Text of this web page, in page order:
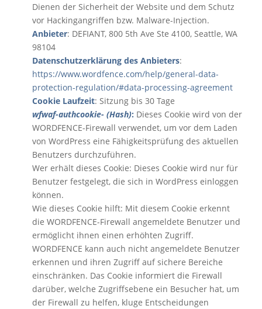
Dienen der Sicherheit der Website und dem Schutz
vor Hackingangriffen bzw. Malware-Injection.
Anbieter: DEFIANT, 800 5th Ave Ste 4100, Seattle, WA
98104
Datenschutzerklärung des Anbieters:
https://www.wordfence.com/help/general-data-
protection-regulation/#data-processing-agreement
Cookie Laufzeit: Sitzung bis 30 Tage
wfwaf-authcookie- (Hash): Dieses Cookie wird von der
WORDFENCE-Firewall verwendet, um vor dem Laden
von WordPress eine Fähigkeitsprüfung des aktuellen
Benutzers durchzuführen.
Wer erhält dieses Cookie: Dieses Cookie wird nur für
Benutzer festgelegt, die sich in WordPress einloggen
können.
Wie dieses Cookie hilft: Mit diesem Cookie erkennt
die WORDFENCE-Firewall angemeldete Benutzer und
ermöglicht ihnen einen erhöhten Zugriff.
WORDFENCE kann auch nicht angemeldete Benutzer
erkennen und ihren Zugriff auf sichere Bereiche
einschränken. Das Cookie informiert die Firewall
darüber, welche Zugriffsebene ein Besucher hat, um
der Firewall zu helfen, kluge Entscheidungen